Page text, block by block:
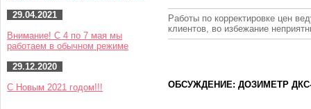
Работы по корректировке цен
клиентов, во избежание
ОБСУЖДЕНИЕ: ДОЗИМЕТР ДКС-
29.04.2021
Внимание! С 4 по 7 мая мы
работаем в обычном режиме
29.12.2020
С Новым 2021 годом!!!